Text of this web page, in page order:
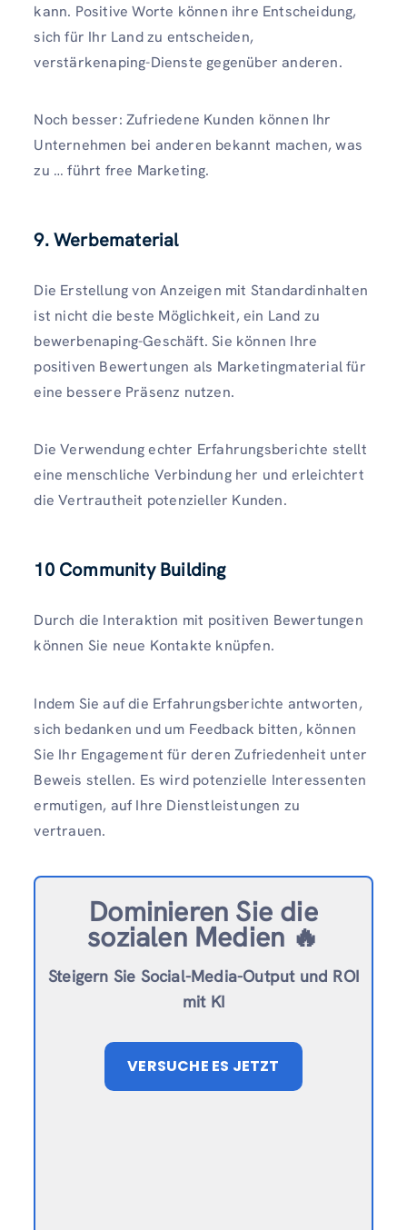
kann. Positive Worte können ihre Entscheidung,
sich für Ihr Land zu entscheiden,
verstärkenaping-Dienste gegenüber anderen.
Noch besser: Zufriedene Kunden können Ihr
Unternehmen bei anderen bekannt machen, was
zu … führt free Marketing.
9.Werbematerial
Die Erstellung von Anzeigen mit Standardinhalten
ist nicht die beste Möglichkeit, ein Land zu
bewerbenaping-Geschäft. Sie können Ihre
positiven Bewertungen als Marketingmaterial für
eine bessere Präsenz nutzen.
Die Verwendung echter Erfahrungsberichte stellt
eine menschliche Verbindung her und erleichtert
die Vertrautheit potenzieller Kunden.
10 Community Building
Durch die Interaktion mit positiven Bewertungen
können Sie neue Kontakte knüpfen.
Indem Sie auf die Erfahrungsberichte antworten,
sich bedanken und um Feedback bitten, können
Sie Ihr Engagement für deren Zufriedenheit unter
Beweis stellen. Es wird potenzielle Interessenten
ermutigen, auf Ihre Dienstleistungen zu
vertrauen.
Dominieren Sie die
sozialen Medien 🔥
Steigern Sie Social-Media-Output und ROI
mit KI
VERSUCHE ES JETZT